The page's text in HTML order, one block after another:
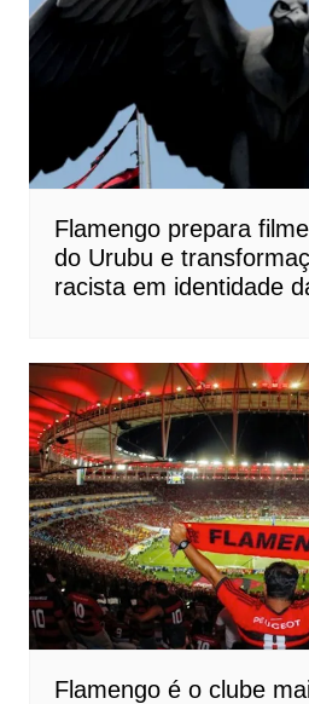
Flamengo prepara
do Urubu e
racista em identidade
Flamengo é o clube